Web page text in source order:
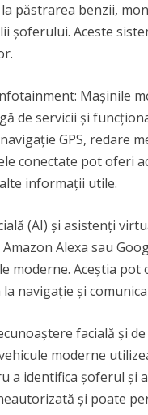
păstrarea benzii,
șoferului. Aceste
Mașinile
de servicii și
GPS, redare
conectate pot oferi
informații utile.
(AI) și asistenți
Alexa sau
moderne. Aceștia
navigație și
facială și
moderne
a identifica șoferul și
și poate